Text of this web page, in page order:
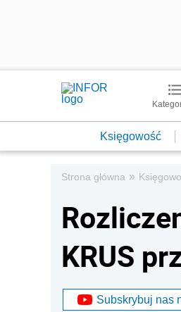
Księgowość
Strona główna »
KRUS
Subskrybuj nas